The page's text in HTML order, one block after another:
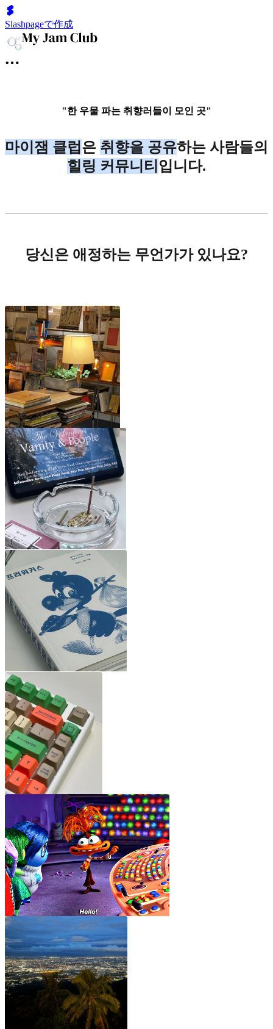
Slashpageで作成
"한 우물 파는 취향러들이 모인 곳"
마이잼 클럽 은 취향을 공유하는 사람들의
힐링 커뮤니티 입니다.
당신은 애정하는 무언가가 있나요?